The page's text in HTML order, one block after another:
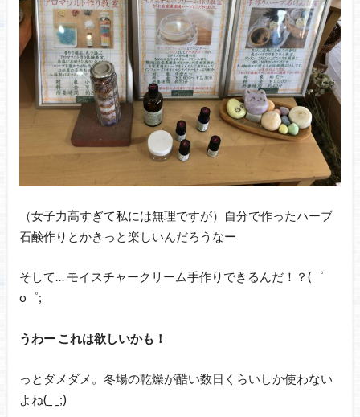
（女子力高すぎて私には無理ですが）自分で作ったハーブ
石鹸作りとかきっと楽しいんだろうなー
そして… モイスチャークリーム手作りできるんだ！？(゜
o゜;
うわー これは欲しいかも！
っとダメダメ。冬場の乾燥が酷い数日くらいしか使わない
よね(_ _;)